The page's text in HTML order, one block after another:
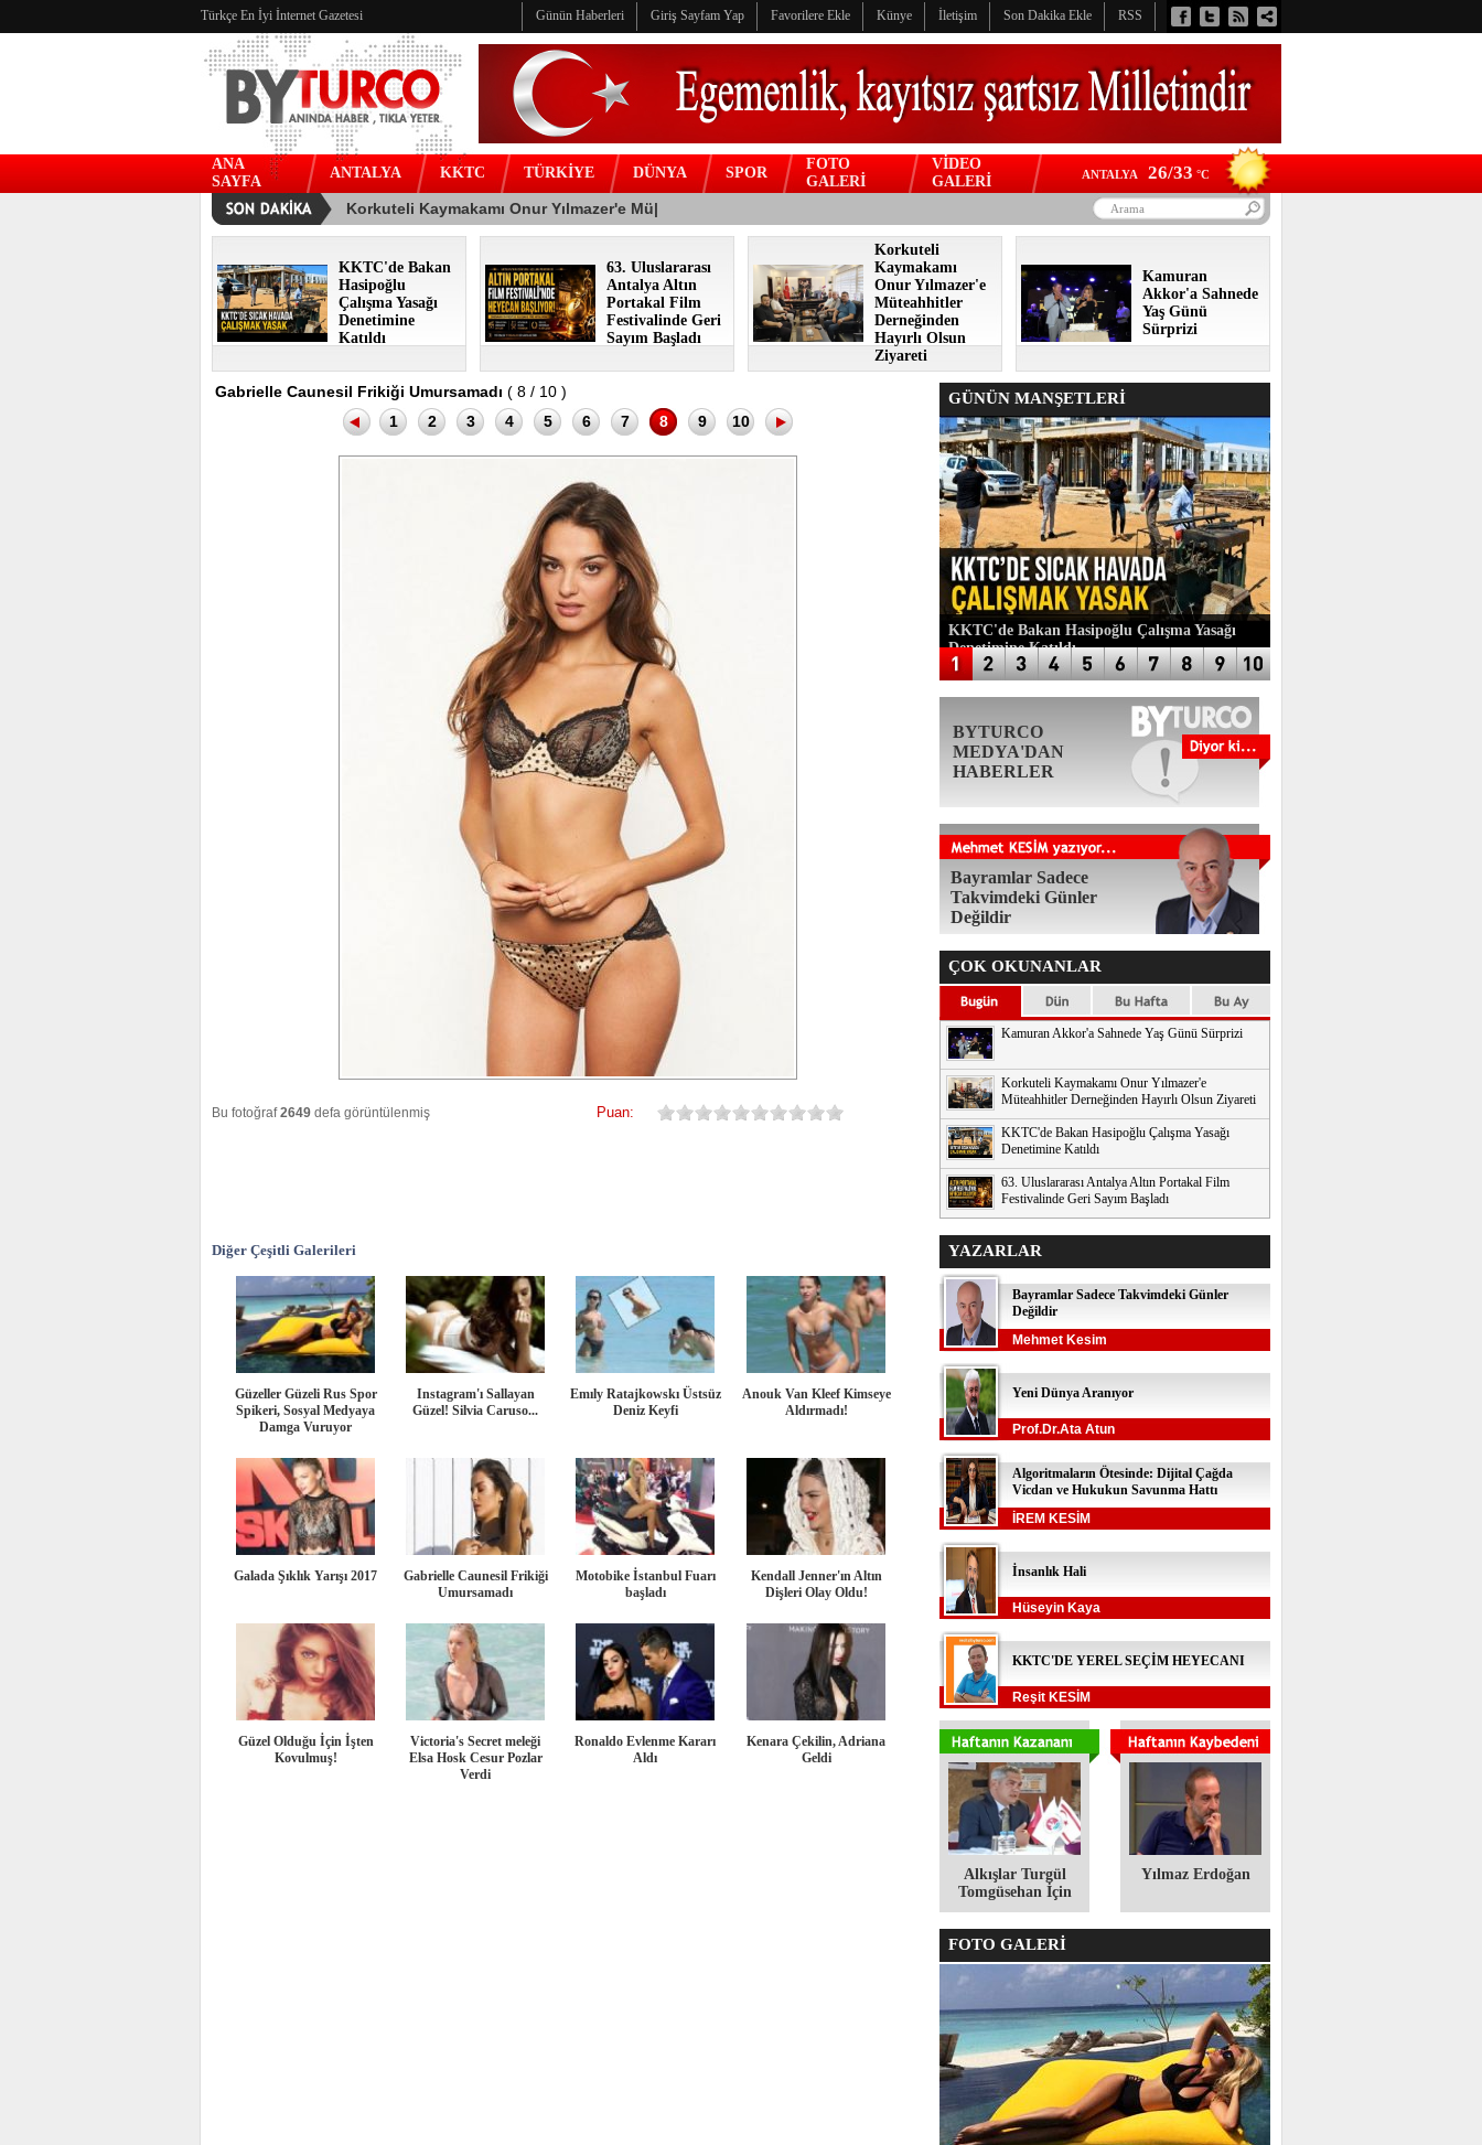
Türkçe En İyi İnternet Gazetesi Günün Haberleri Giriş Sayfam Yap Favorilere Ekle Künye İletişim Son Dakika Ekle RSS
ANA
SAYFA
ANTALYA KKTC TÜRKİYE DÜNYA SPOR
FOTO
GALERİ
VİDEO
GALERİ
ANTALYA 26/33 °C
KKTC'de Bakan
Hasipoğlu
Çalışma Yasağı
Denetimine
Katıldı
63. Uluslararası
Antalya Altın
Portakal Film
Festivalinde Geri
Sayım Başladı
Korkuteli
Kaymakamı
Onur Yılmazer'e
Müteahhitler
Derneğinden
Hayırlı Olsun
Ziyareti
Kamuran
Akkor'a Sahnede
Yaş Günü
Sürprizi
Gabrielle Caunesil Frikiği Umursamadı ( 8 / 10 )
1
2 3 4 5 6 7 8 9 10
Bu fotoğraf2649 defa görüntülenmiş Puan:
Diğer Çeşitli Galerileri
Güzeller Güzeli Rus Spor
Spikeri, Sosyal Medyaya
Damga Vuruyor
Instagram'ı Sallayan
Güzel! Silvia Caruso...
Emıly Ratajkowskı Üstsüz
Deniz Keyfi
Anouk Van Kleef Kimseye
Aldırmadı!
Galada Şıklık Yarışı 2017
Gabrielle Caunesil Frikiği
Umursamadı
Motobike İstanbul Fuarı
başladı
Kendall Jenner'ın Altın
Dişleri Olay Oldu!
Güzel Olduğu İçin İşten
Kovulmuş!
Victoria's Secret meleği
Elsa Hosk Cesur Pozlar
Verdi
Ronaldo Evlenme Kararı
Aldı
Kenara Çekilin, Adriana
Geldi
GÜNÜN MANŞETLERİ
KKTC'de Bakan Hasipoğlu Çalışma Yasağı
Denetimine Katıldı
BYTURCO
MEDYA'DAN
HABERLER
Bayramlar Sadece
Takvimdeki Günler
Değildir
ÇOK OKUNANLAR
Kamuran Akkor'a Sahnede Yaş Günü Sürprizi
Korkuteli Kaymakamı Onur Yılmazer'e
Müteahhitler Derneğinden Hayırlı Olsun Ziyareti
KKTC'de Bakan Hasipoğlu Çalışma Yasağı
Denetimine Katıldı
63. Uluslararası Antalya Altın Portakal Film
Festivalinde Geri Sayım Başladı
YAZARLAR
Bayramlar Sadece Takvimdeki Günler
Değildir
Mehmet Kesim
Yeni Dünya Aranıyor
Prof.Dr.Ata Atun
Algoritmaların Ötesinde: Dijital Çağda
Vicdan ve Hukukun Savunma Hattı
İREM KESİM
İnsanlık Hali
Hüseyin Kaya
KKTC'DE YEREL SEÇİM HEYECANI
Reşit KESİM
Alkışlar Turgül
Tomgüsehan İçin
Yılmaz Erdoğan
FOTO GALERİ